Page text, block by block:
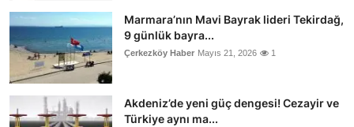
Marmara’nın Mavi Bayrak lideri Tekirdağ,
9 günlük bayra...
Çerkezköy Haber Mayıs 21, 2026 1
Akdeniz’de yeni güç dengesi! Cezayir ve
Türkiye aynı ma...